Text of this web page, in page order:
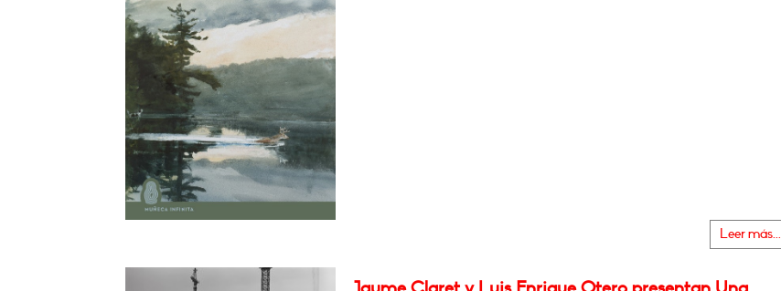
Leer más...